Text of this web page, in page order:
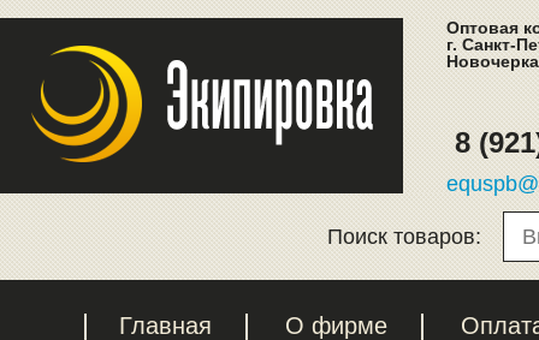
Оптовая
г. Санкт-
8
Поиск товаров:
Главная О фирме